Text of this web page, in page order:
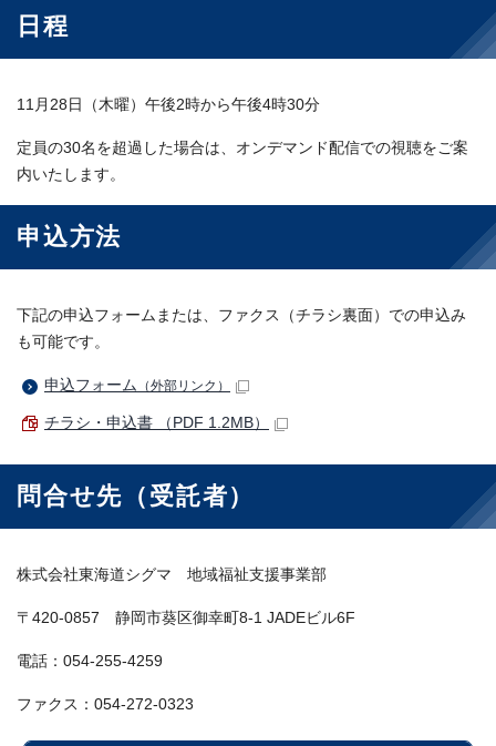
日程
11月28日（木曜）午後2時から午後4時30分
定員の30名を超過した場合は、オンデマンド配信での視聴をご案
内いたします。
申込方法
下記の申込フォームまたは、ファクス（チラシ裏面）での申込み
も可能です。
申込フォーム （外部リンク）
チラシ・申込書 （PDF 1.2MB）
問合せ先（受託者）
株式会社東海道シグマ 地域福祉支援事業部
〒420-0857 静岡市葵区御幸町8-1 JADEビル6F
電話：054-255-4259
ファクス：054-272-0323